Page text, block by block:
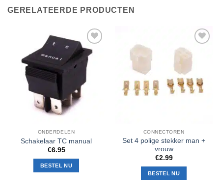
GERELATEERDE PRODUCTEN
Toevoegen
aan
verlanglijst
ONDERDELEN
Schakelaar TC manual
€6.95
BESTEL NU
Toevoegen
CONNECTOREN
Set 4 polige stekker man +
vrouw
€2.99
BESTEL NU